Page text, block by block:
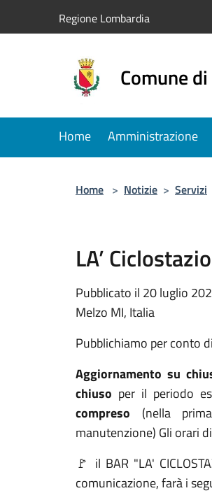
Regione Lombardia
Comune
Home Amministrazione
Home > Notizie > Servizi
LA’
Pubblicato il 20 luglio
Melzo MI, Italia
Pubblichiamo per conto
Aggiornamento su
chiuso per il periodo
compreso (nella
manutenzione) Gli orari
🚩 il BAR "LA'
comunicazione, farà i